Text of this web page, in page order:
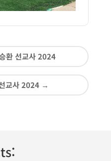
환 선교사 2024
교사 2024 →